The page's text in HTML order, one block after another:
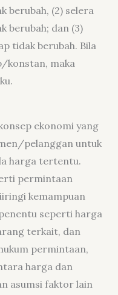
berubah, (2) selera
berubah; dan (3)
tidak berubah. Bila
konstan, maka
ekonomi yang
pelanggan untuk
harga tertentu.
permintaan
kemampuan
seperti harga
terkait, dan
permintaan,
harga dan
asumsi faktor lain